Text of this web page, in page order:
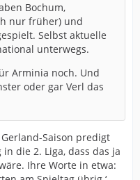
Bochum,
nur früher) und
Selbst aktuelle
unterwegs.
Arminia noch. Und
oder gar Verl das
Saison predigt
die 2. Liga, dass das ja
Ihre Worte in etwa: